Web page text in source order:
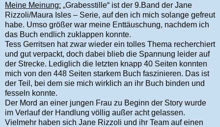
Meine Meinung: „Grabesstille“ ist der 9.Band der Jane
Rizzoli/Maura Isles – Serie, auf den ich mich solange gefreut
habe. Umso größer war meine Enttäuschung, nachdem ich
das Buch endlich zuklappen konnte.
Tess Gerritsen hat zwar wieder ein tolles Thema recherchiert
und gut verpackt, doch dabei blieb die Spannung leider auf
der Strecke. Lediglich die letzten knapp 40 Seiten konnten
mich von den 448 Seiten starkem Buch faszinieren. Das ist
der Teil, bei dem sie mich wirklich an ihr Buch binden und
fesseln konnte.
Der Mord an einer jungen Frau zu Beginn der Story wurde
im Verlauf der Handlung völlig außer acht gelassen.
Vielmehr haben sich Jane Rizzoli und ihr Team auf einen